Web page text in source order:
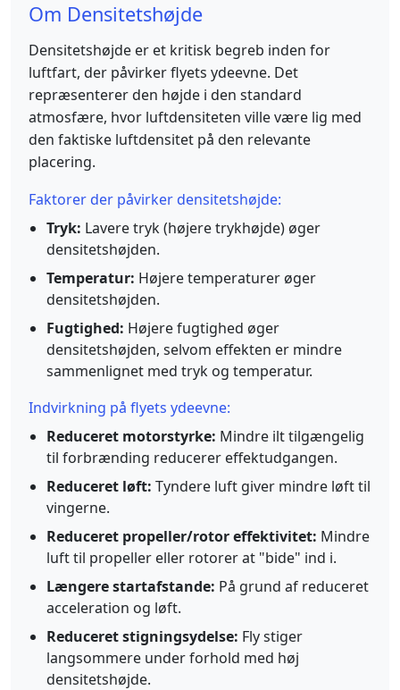
Om Densitetshøjde
Densitetshøjde er et kritisk begreb inden for
luftfart, der påvirker flyets ydeevne. Det
repræsenterer den højde i den standard
atmosfære, hvor luftdensiteten ville være lig med
den faktiske luftdensitet på den relevante
placering.
Faktorer der påvirker densitetshøjde:
Tryk: Lavere tryk (højere trykhøjde) øger
densitetshøjden.
Temperatur: Højere temperaturer øger
densitetshøjden.
Fugtighed: Højere fugtighed øger
densitetshøjden, selvom effekten er mindre
sammenlignet med tryk og temperatur.
Indvirkning på flyets ydeevne:
Reduceret motorstyrke: Mindre ilt tilgængelig
til forbrænding reducerer effektudgangen.
Reduceret løft: Tyndere luft giver mindre løft til
vingerne.
Reduceret propeller/rotor effektivitet: Mindre
luft til propeller eller rotorer at "bide" ind i.
Længere startafstande: På grund af reduceret
acceleration og løft.
Reduceret stigningsydelse: Fly stiger
langsommere under forhold med høj
densitetshøjde.